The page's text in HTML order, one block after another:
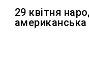
29 квітня